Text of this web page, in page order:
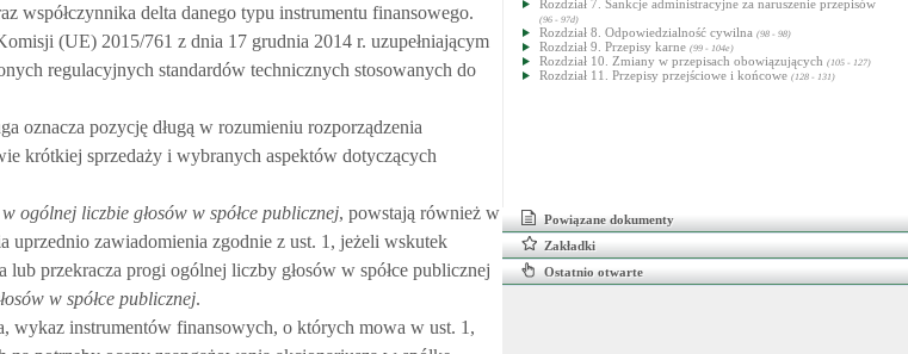
współczynnika delta danego typu instrumentu finansowego.
(UE) 2015/761 z dnia 17 grudnia 2014 r. uzupełniającym
regulacyjnych standardów technicznych stosowanych do
oznacza pozycję długą w rozumieniu rozporządzenia
krótkiej sprzedaży i wybranych aspektów dotyczących
ogólnej liczbie głosów w spółce publicznej, powstają również w
uprzednio zawiadomienia zgodnie z ust. 1, jeżeli wskutek
przekracza progi ogólnej liczby głosów w spółce publicznej
w spółce publicznej.
wykaz instrumentów finansowych, o których mowa w ust. 1,
Rozdział 7. Sankcje administracyjne za naruszenie przepisów
(96 - 97d)
Rozdział 8. Odpowiedzialność cywilna (98 - 98)
Rozdział 9. Przepisy karne (99 - 104e)
Rozdział 10. Zmiany w przepisach obowiązujących (105 - 127)
Rozdział 11. Przepisy przejściowe i końcowe (128 - 131)
Powiązane dokumenty
Zakładki
Ostatnio otwarte